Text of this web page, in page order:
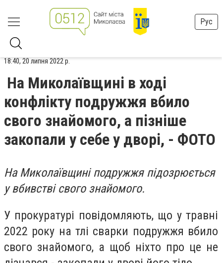
Рус
18:40, 20 липня 2022 р.
На Миколаївщині в ході
конфлікту подружжя вбило
свого знайомого, а пізніше
закопали у себе у дворі, - ФОТО
На Миколаївщині подружжя підозрюється
у вбивстві свого знайомого.
У прокуратурі повідомляють, що у травні
2022 року на тлі сварки подружжя вбило
свого знайомого, а щоб ніхто про це не